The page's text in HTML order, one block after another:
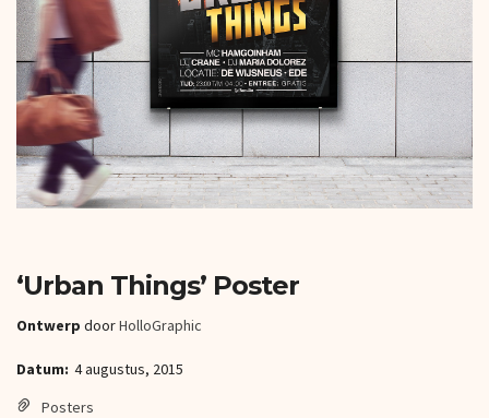
‘Urban Things’ Poster
Ontwerp doorHolloGraphic
Datum: 4 augustus, 2015
Posters